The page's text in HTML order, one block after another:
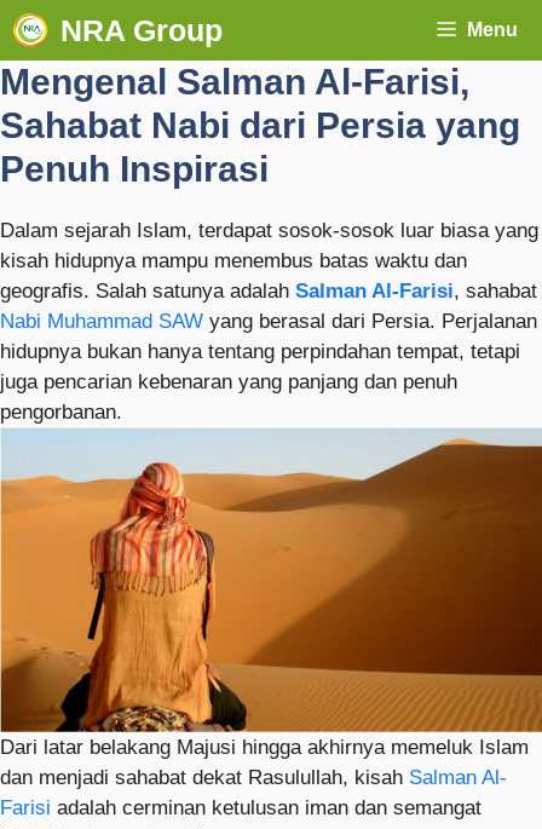
NRA Group Menu
Mengenal Salman Al-Farisi,
Sahabat Nabi dari Persia yang
Penuh Inspirasi
Dalam sejarah Islam, terdapat sosok-sosok luar biasa yang
kisah hidupnya mampu menembus batas waktu dan
geografis. Salah satunya adalah Salman Al-Farisi, sahabat
Nabi Muhammad SAW yang berasal dari Persia. Perjalanan
hidupnya bukan hanya tentang perpindahan tempat, tetapi
juga pencarian kebenaran yang panjang dan penuh
pengorbanan.
Dari latar belakang Majusi hingga akhirnya memeluk Islam
dan menjadi sahabat dekat Rasulullah, kisah Salman Al-
Farisi adalah cerminan ketulusan iman dan semangat